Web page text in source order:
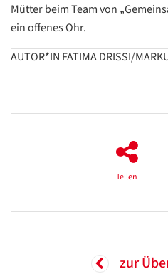
Mütter beim Team von
ein offenes Ohr.
AUTOR*IN FATIMA DRISSI/
Teilen
zur